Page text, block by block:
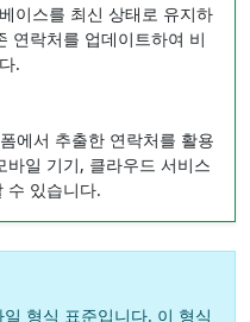
이스를 최신 상태로 유지하
연락처를 업데이트하여 비
.
에서 추출한 연락처를 활용
일 기기, 클라우드 서비스
수 있습니다.
형식 표준입니다. 이 형식